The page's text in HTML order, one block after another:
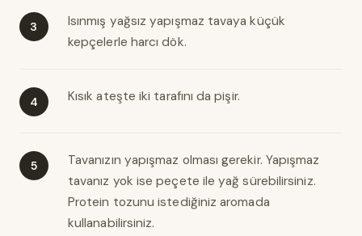
Isınmış yağsız yapışmaz tavaya küçük
kepçelerle harcı dök.
Kısık ateşte iki tarafını da pişir.
Tavanızın yapışmaz olması gerekir. Yapışmaz
tavanız yok ise peçete ile yağ sürebilirsiniz.
Protein tozunu istediğiniz aromada
kullanabilirsiniz.